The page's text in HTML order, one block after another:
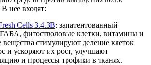
В нее входят:
Cells 3.4.3В: запатентованный
фитостволовые клетки, витамины и
стимулируют деление клеток
и ускоряют их рост, улучшают
и процессы трофики в тканях.